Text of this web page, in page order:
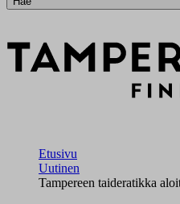
Etusivu
Uutinen
Tampereen taideratikka